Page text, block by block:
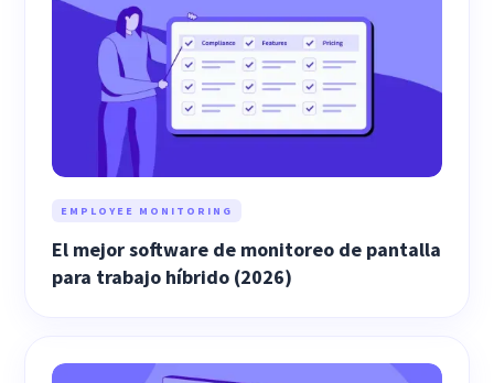
EMPLOYEE MONITORING
El mejor software de monitoreo de pantalla
para trabajo híbrido (2026)